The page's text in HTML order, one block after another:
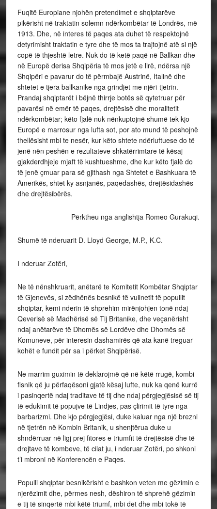
Fuqitë Europiane njohën pretendimet e shqiptarëve
pikërisht në traktatin solemn ndërkombëtar të Londrës, më
1913. Dhe, në interes të paqes ata duhet të respektojnë
detyrimisht traktatin e tyre dhe të mos ta trajtojnë atë si një
copë të thjeshtë letre. Nuk do të ketë paqë në Ballkan dhe
në Europë derisa Shqipëria të mos jetë e lirë, ndërsa një
Shqipëri e pavarur do të përmbajë Austrinë, Italinë dhe
shtetet e tjera ballkanike nga grindjet me njëri-tjetrin.
Prandaj shqiptarët i bëjnë thirrje botës së qytetruar për
pavarësi në emër të paqes, drejtësisë dhe moralitetit
ndërkombëtar; këto fjalë nuk nënkuptojnë shumë tek kjo
Europë e marrosur nga lufta sot, por ato mund të peshojnë
thellësisht mbi te nesër, kur këto shtete ndërluftuese do të
jenë nën peshën e rezultateve shkatërrimtare të kësaj
gjakderdhjeje mjaft të kushtueshme, dhe kur këto fjalë do
të jenë çmuar para së gjithash nga Shtetet e Bashkuara të
Amerikës, shtet ky asnjanës, paqedashës, drejtësidashës
dhe drejtësibërës.
Përktheu nga anglishtja Romeo Gurakuqi.
Shumë të nderuarit D. Lloyd George, M.P., K.C.
I nderuar Zotëri,
Ne të nënshkruarit, anëtarë te Komitetit Kombëtar Shqiptar
të Gjenevës, si zëdhënës besnikë të vullnetit të popullit
shqiptar, kemi nderin të shprehim mirënjohjen tonë ndaj
Qeverisë së Madhërisë së Tij Britanike, dhe veçanërisht
ndaj anëtarëve të Dhomës së Lordëve dhe Dhomës së
Komuneve, për interesin dashamirës që ata kanë treguar
kohët e fundit për sa i përket Shqipërisë.
Ne marrim guximin të deklarojmë që në këtë rrugë, kombi
fisnik që ju përfaqësoni gjatë kësaj lufte, nuk ka qenë kurrë
i pasinqertë ndaj traditave të tij dhe ndaj përgjegjësisë së tij
të edukimit të popujve të Lindjes, pas çlirimit të tyre nga
barbarizmi. Dhe kjo përgjegjësi, duke kaluar nga një brezni
në tjetrën në Kombin Britanik, u shenjtërua duke u
shndërruar në ligj prej fitores e triumfit të drejtësisë dhe të
drejtave të kombeve, të cilat ju, i nderuar Zotëri, po shkoni
t’i mbroni në Konferencën e Paqes.
Populli shqiptar besnikërisht e bashkon veten me gëzimin e
njerëzimit dhe, përmes nesh, dëshiron të shprehë gëzimin
e tij të sinqertë mbi këtë triumf, mbi det dhe mbi tokë të